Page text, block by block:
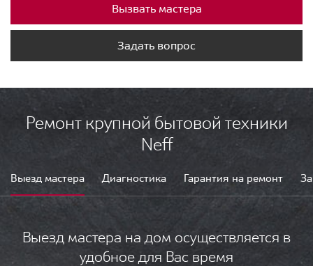
Вызвать мастера
Задать вопрос
Ремонт крупной бытовой техники
Neff
Выезд мастера Диагностика Гарантия на ремонт
Выезд мастера на дом осуществляется в
удобное для Вас время